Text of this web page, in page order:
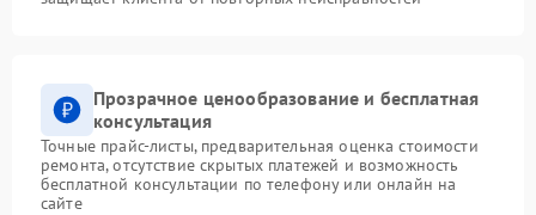
Прозрачное ценообразование и бесплатная
консультация
Точные прайс-листы, предварительная оценка стоимости
ремонта, отсутствие скрытых платежей и возможность
бесплатной консультации по телефону или онлайн на
сайте